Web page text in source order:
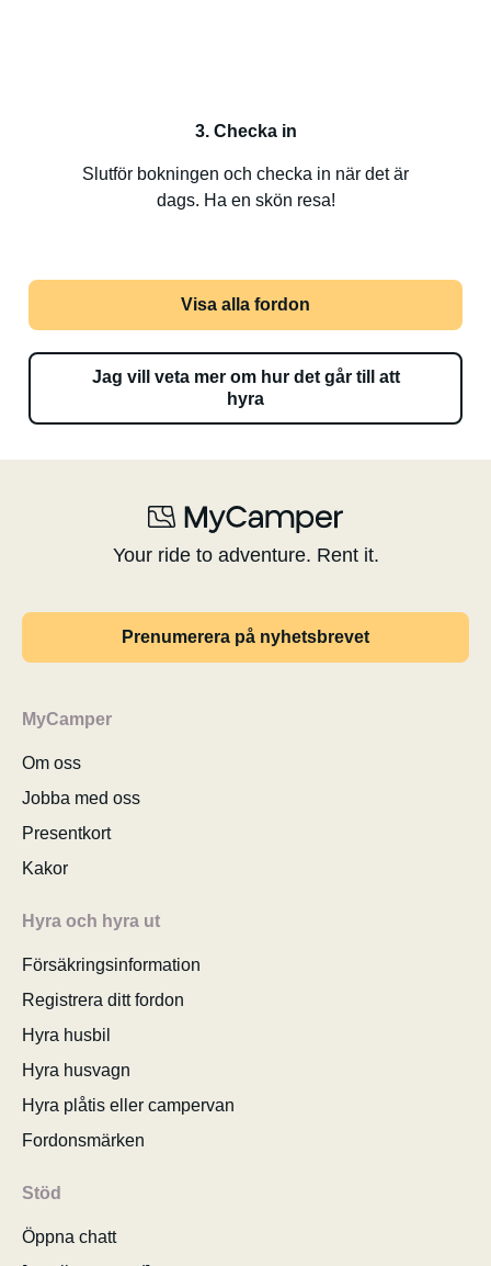
3. Checka in
Slutför bokningen och checka in när det är
dags. Ha en skön resa!
Visa alla fordon
Jag vill veta mer om hur det går till att
hyra
Your ride to adventure. Rent it.
Prenumerera på nyhetsbrevet
MyCamper
Om oss
Jobba med oss
Presentkort
Kakor
Hyra och hyra ut
Försäkringsinformation
Registrera ditt fordon
Hyra husbil
Hyra husvagn
Hyra plåtis eller campervan
Fordonsmärken
Stöd
Öppna chatt